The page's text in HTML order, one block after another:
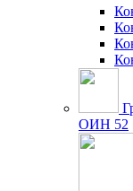
ОИН 52